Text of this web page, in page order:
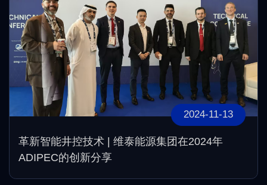
2024-11-13
革新智能井控技术 | 维泰能源集团在2024年
ADIPEC的创新分享